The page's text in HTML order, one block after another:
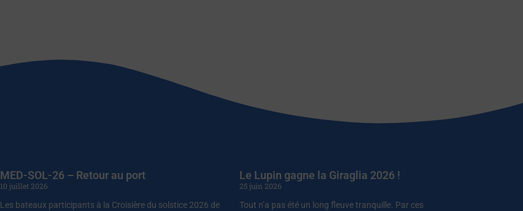
MED-SOL-26 – Retour au port
10 juillet 2026
Les bateaux participants à la Croisière du solstice 2026 de
Le Lupin gagne la Giraglia 2026 !
25 juin 2026
Tout n’a pas été un long fleuve tranquille. Par ces